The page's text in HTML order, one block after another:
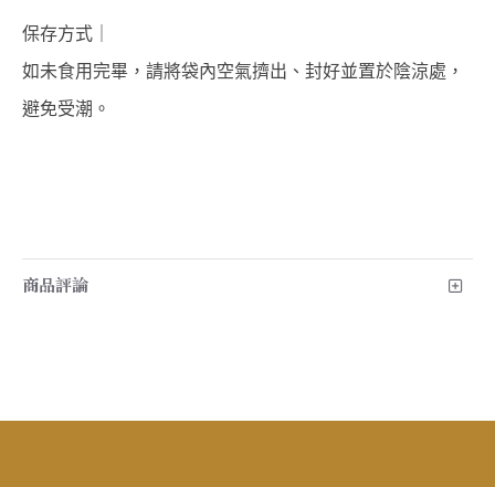
保存方式｜
如未食用完畢，請將袋內空氣擠出、封好並置於陰涼處，
避免受潮。
商品評論